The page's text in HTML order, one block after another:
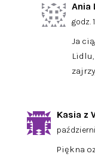
Ania
godz.
Ja
Kasia z
Piękna